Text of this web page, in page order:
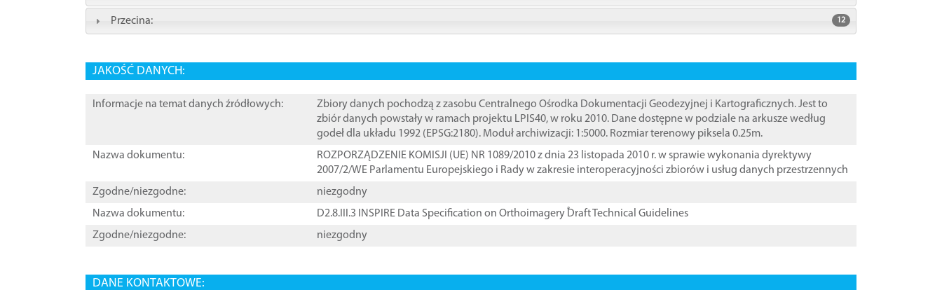
Przecina: 12
JAKOŚĆ DANYCH:
Informacje na temat danych źródłowych:
Zbiory danych pochodzą z zasobu Centralnego Ośrodka Dokumentacji Geodezyjnej i Kartograficznych. Jest to
zbiór danych powstały w ramach projektu LPIS40, w roku 2010. Dane dostępne w podziale na arkusze według
godeł dla układu 1992 (EPSG:2180). Moduł archiwizacji: 1:5000. Rozmiar terenowy piksela 0.25m.
Nazwa dokumentu:
ROZPORZĄDZENIE KOMISJI (UE) NR 1089/2010 z dnia 23 listopada 2010 r. w sprawie wykonania dyrektywy
2007/2/WE Parlamentu Europejskiego i Rady w zakresie interoperacyjności zbiorów i usług danych przestrzennych
Zgodne/niezgodne:
niezgodny
Nazwa dokumentu:
D2.8.III.3 INSPIRE Data Specification on Orthoimagery ֠Draft Technical Guidelines
Zgodne/niezgodne:
niezgodny
DANE KONTAKTOWE: